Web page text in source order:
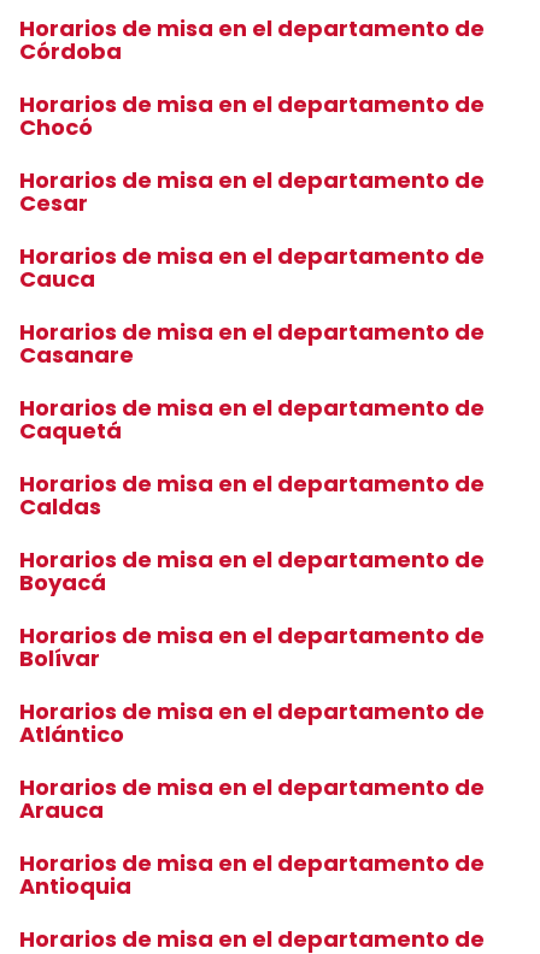
Horarios de misa en el departamento de
Córdoba
Horarios de misa en el departamento de
Chocó
Horarios de misa en el departamento de
Cesar
Horarios de misa en el departamento de
Cauca
Horarios de misa en el departamento de
Casanare
Horarios de misa en el departamento de
Caquetá
Horarios de misa en el departamento de
Caldas
Horarios de misa en el departamento de
Boyacá
Horarios de misa en el departamento de
Bolívar
Horarios de misa en el departamento de
Atlántico
Horarios de misa en el departamento de
Arauca
Horarios de misa en el departamento de
Antioquia
Horarios de misa en el departamento de